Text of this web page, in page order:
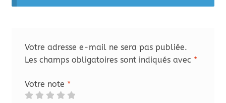
Votre adresse e-mail ne sera pas publiée.
Les champs obligatoires sont indiqués avec *
Votre note *